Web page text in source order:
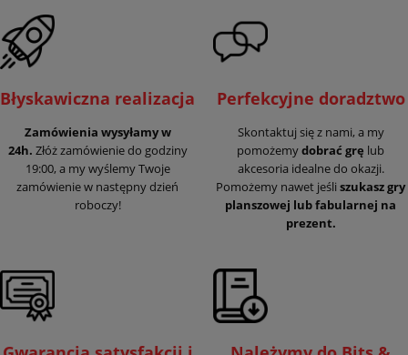
Błyskawiczna realizacja
Zamówienia wysyłamy w
24h. Złóż zamówienie do godziny
19:00, a my wyślemy Twoje
zamówienie w następny dzień
roboczy!
Perfekcyjne doradztwo
Skontaktuj się z nami, a my
pomożemydobrać grę lub
akcesoria idealne do okazji.
Pomożemy nawet jeśli szukasz gry
planszowej lub fabularnej na
prezent.